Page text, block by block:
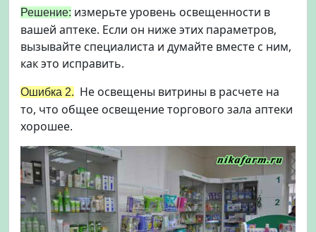
Решение: измерьте уровень освещенности в
вашей аптеке. Если он ниже этих параметров,
вызывайте специалиста и думайте вместе с ним,
как это исправить.
Ошибка 2. Не освещены витрины в расчете на
то, что общее освещение торгового зала аптеки
хорошее.